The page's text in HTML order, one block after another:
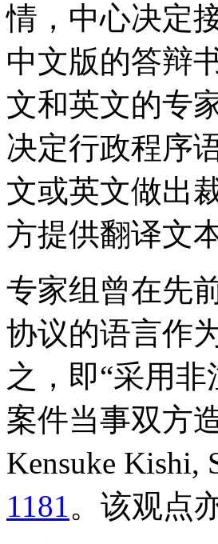
情，中心决定
中文版的答辩
文和英文的专
决定行政程序
文或英文做出
方提供翻译文本
专家组曾在先
协议的语言作
之，即“采用
案件当事双方
Kensuke Kishi,
1181。该观点